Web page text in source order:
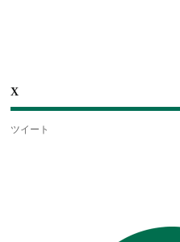
X
ツイート